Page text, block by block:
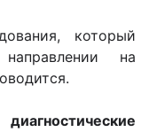
который
на